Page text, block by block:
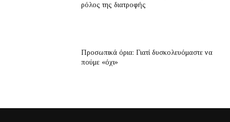
ρόλος της διατροφής
Προσωπικά όρια: Γιατί δυσκολευόμαστε να
πούμε «όχι»